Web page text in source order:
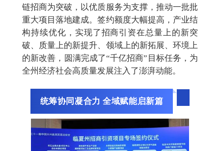
链招商为突破，以优质服务为支撑，推动一批批
重大项目落地建成。签约额度大幅提高，产业结
构持续优化， 实现了招商引资在总量上的新突
破、质量上的新提升、领域上的新拓展、环境上
的新改善 ， 圆满完成了“千亿招商”目标任务 ， 为
全州经济社会高质量发展注入了澎湃动能。
统筹协同凝合力 全域赋能启新篇